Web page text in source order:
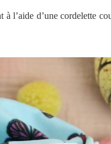
l’aide d’une cordelette